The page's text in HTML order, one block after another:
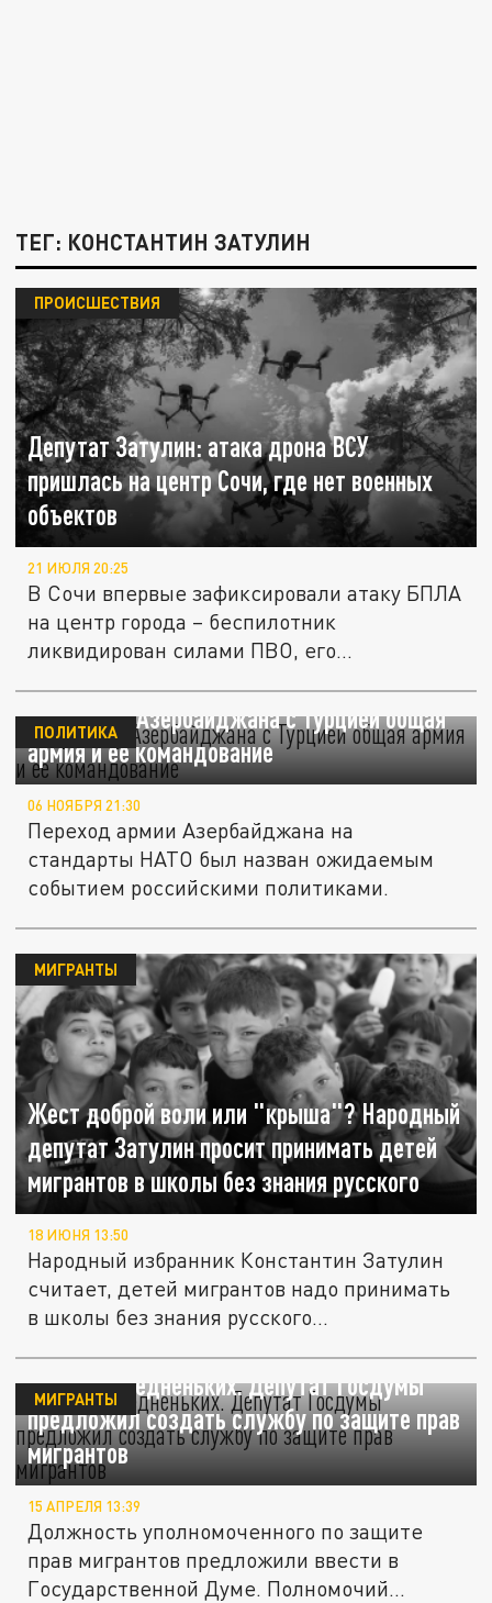
ТЕГ: КОНСТАНТИН ЗАТУЛИН
Депутат Затулин: атака дрона ВСУ
пришлась на центр Сочи, где нет военных
объектов
ПРОИСШЕСТВИЯ
21 ИЮЛЯ 20:25
В Сочи впервые зафиксировали атаку БПЛА
на центр города – беспилотник
ликвидирован силами ПВО, его
Затулин: у Азербайджана с Турцией общая
армия и её командование
ПОЛИТИКА
06 НОЯБРЯ 21:30
Переход армии Азербайджана на
стандарты НАТО был назван ожидаемым
событием российскими политиками.
Жест доброй воли или "крыша"? Народный
депутат Затулин просит принимать детей
мигрантов в школы без знания русского
МИГРАНТЫ
18 ИЮНЯ 13:50
Народный избранник Константин Затулин
считает, детей мигрантов надо принимать
в школы без знания русского...
Обижают бедненьких. Депутат Госдумы
предложил создать службу по защите прав
мигрантов
МИГРАНТЫ
15 АПРЕЛЯ 13:39
Должность уполномоченного по защите
прав мигрантов предложили ввести в
Государственной Думе. Полномочий...